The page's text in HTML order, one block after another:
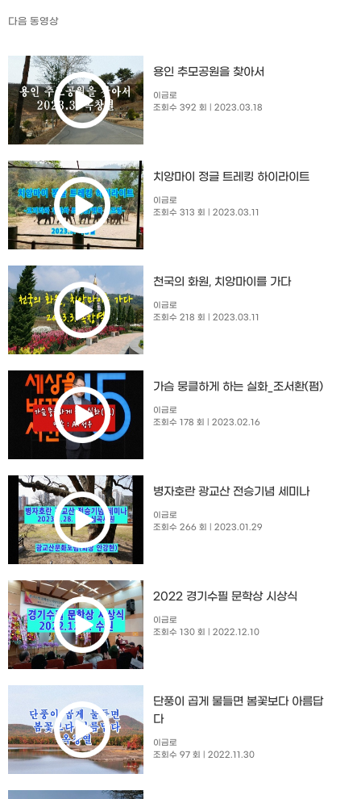
다음 동영상
용인 추모공원을 찾아서
이금로
조회수 392 회
| 2023.03.18
치앙마이 정글 트레킹 하이라이트
이금로
조회수 313 회
| 2023.03.11
천국의 화원, 치앙마이를 가다
이금로
조회수 218 회
| 2023.03.11
가슴 뭉클하게 하는 실화_조서환(펌)
이금로
조회수 178 회
| 2023.02.16
병자호란 광교산 전승기념 세미나
이금로
조회수 266 회
| 2023.01.29
2022 경기수필 문학상 시상식
이금로
조회수 130 회
| 2022.12.10
단풍이 곱게 물들면 봄꽃보다 아름답
다
이금로
조회수 97 회
| 2022.11.30